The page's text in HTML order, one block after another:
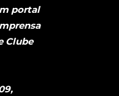
portal
Clube